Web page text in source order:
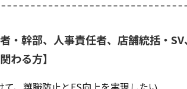
者・幹部、人事責任者、店舗統括・
わる方】